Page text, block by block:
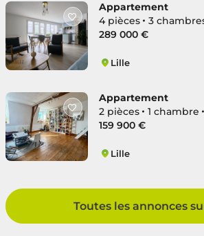
Appartement
4 pièces
3
289 000 €
Lille
Appartement
2 pièces
1 chambre
159 900 €
Lille
Toutes les annonces